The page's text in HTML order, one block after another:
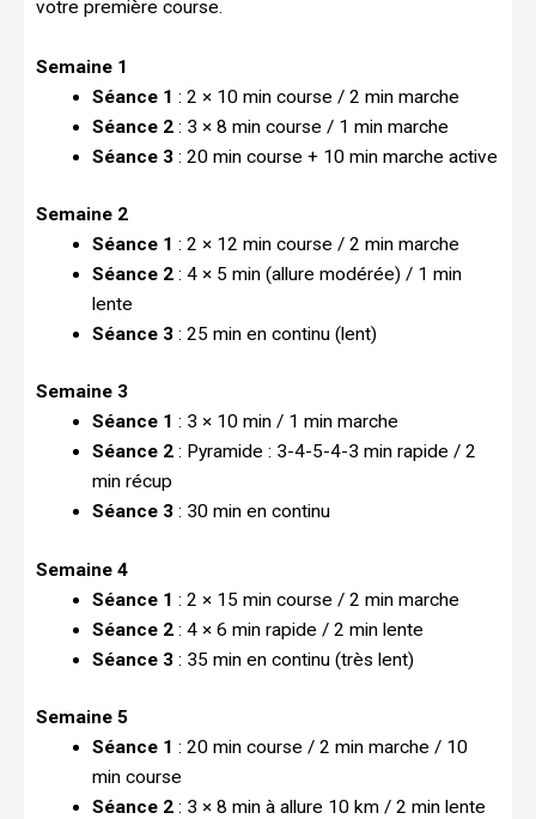
votre première course.
Semaine 1
Séance 1 : 2 × 10 min course / 2 min marche
Séance 2: 3 × 8 min course / 1 min marche
Séance 3: 20 min course + 10 min marche active
Semaine 2
Séance 1 : 2 × 12 min course / 2 min marche
Séance 2: 4 × 5 min (allure modérée) / 1 min
lente
Séance 3: 25 min en continu (lent)
Semaine 3
Séance 1 : 3 × 10 min / 1 min marche
Séance 2: Pyramide : 3-4-5-4-3 min rapide / 2
min récup
Séance 3: 30 min en continu
Semaine 4
Séance 1 : 2 × 15 min course / 2 min marche
Séance 2: 4 × 6 min rapide / 2 min lente
Séance 3: 35 min en continu (très lent)
Semaine 5
Séance 1 : 20 min course / 2 min marche / 10
min course
Séance 2: 3 × 8 min à allure 10 km / 2 min lente